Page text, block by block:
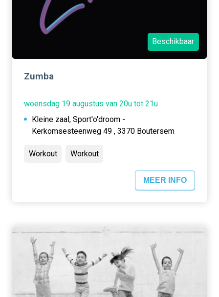
Beschikbaar
Zumba
woensdag 19 augustus van 20u tot 21u
Kleine zaal, Sport'o'droom -
Kerkomsesteenweg 49 , 3370 Boutersem
Workout Workout
MEER INFO